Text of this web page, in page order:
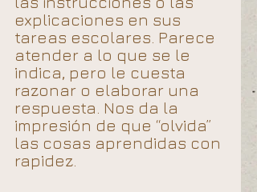
explicaciones en sus
tareas escolares. Parece
atender a lo que se le
indica, pero le cuesta
razonar o elaborar una
respuesta. Nos da la
impresión de que “olvida”
las cosas aprendidas con
rapidez.